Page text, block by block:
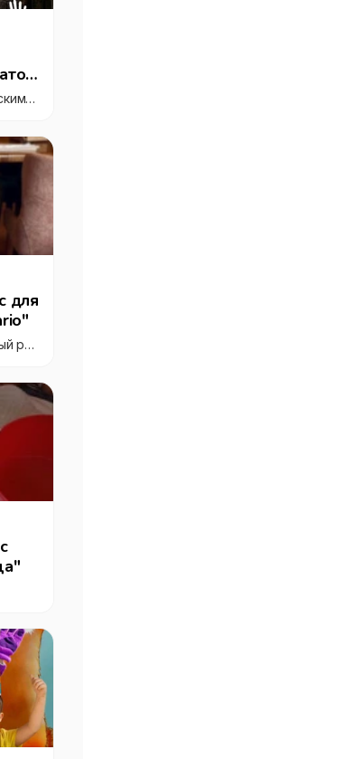
"Квест для всех", квест-клуб с детскими праздниками "под ключ"
для
"Osteria Mario", итальянский семейный ресторан с детской комнатой